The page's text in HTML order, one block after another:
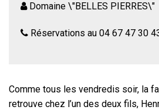
Domaine \"BELLES PIERRES\"
Réservations au 04 67 47 30
Comme tous les vendredis soir, la
retrouve chez l’un des deux fils,